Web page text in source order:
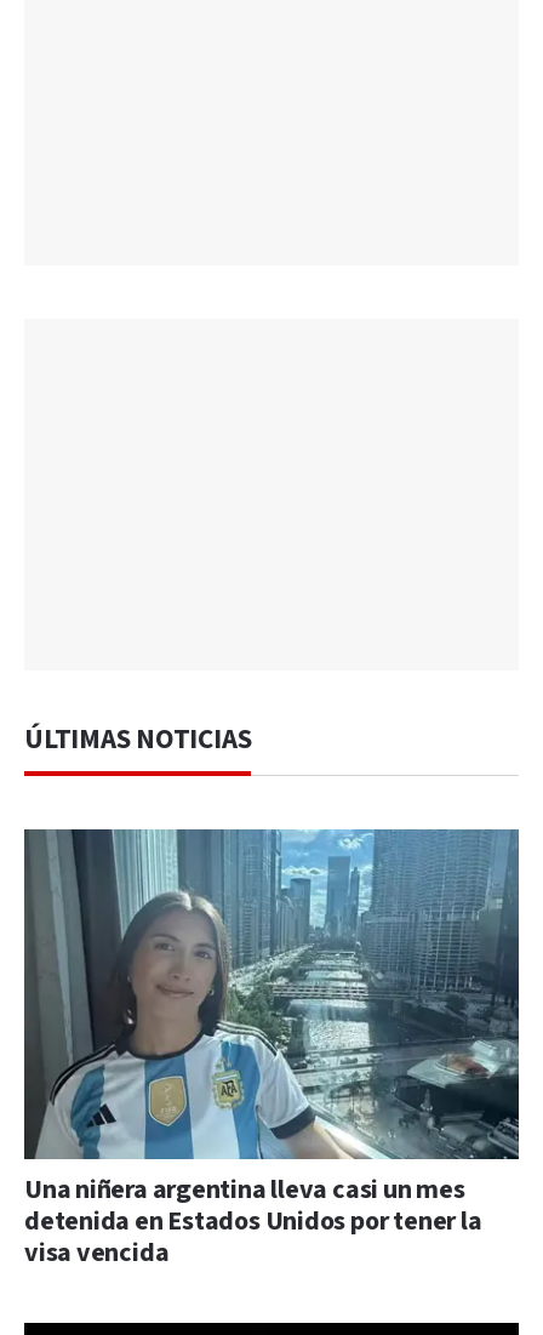
ÚLTIMAS NOTICIAS
Una niñera argentina lleva casi un mes
detenida en Estados Unidos por tener la
visa vencida